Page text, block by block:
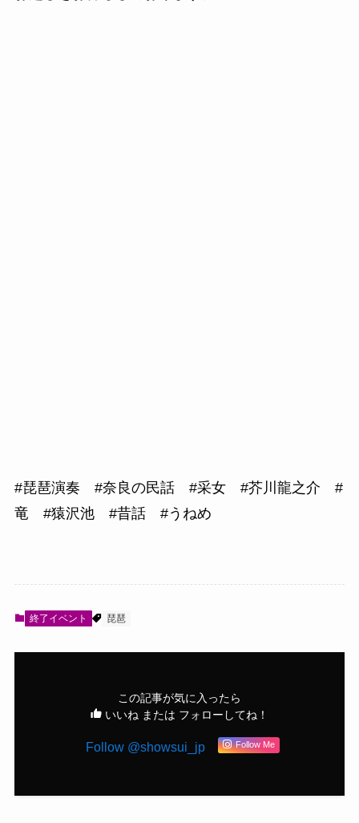
#琵琶演奏 #奈良の民話 #采女 #芥川龍之介 #
竜 #猿沢池 #昔話 #うねめ
終了イベント 琵琶
この記事が気に入ったら
いいね または フォローしてね！
Follow @showsui_jp Follow Me